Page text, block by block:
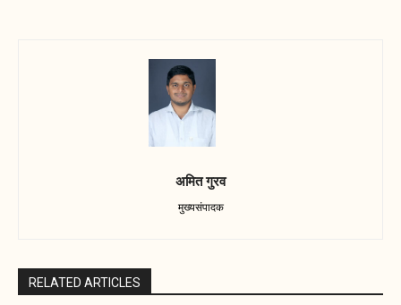
अमित गुरव
मुख्यसंपादक
RELATED ARTICLES